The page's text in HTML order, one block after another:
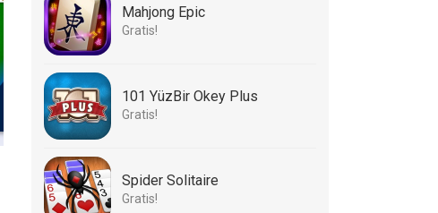
Mahjong Epic
Gratis!
101 YüzBir Okey Plus
Gratis!
Spider Solitaire
Gratis!